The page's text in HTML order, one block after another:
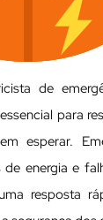
de
para
esperar.
energia e
resposta